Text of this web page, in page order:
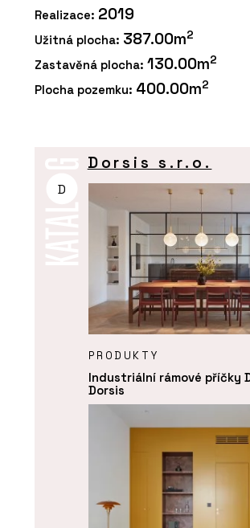
Realizace: 2019
Užitná plocha: 387.00m2
Zastavěná plocha: 130.00m2
Plocha pozemku: 400.00m2
D
Dorsis s.r.o.
PRODUKTY
Industriální rámové příčky
Dorsis